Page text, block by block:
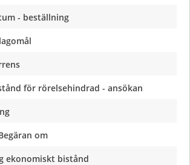
- beställning
för rörelsehindrad - ansökan
om
ekonomiskt bistånd